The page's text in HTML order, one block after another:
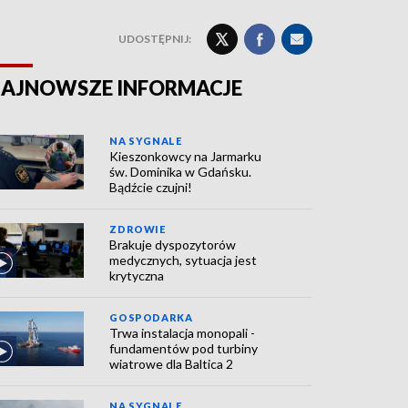
UDOSTĘPNIJ:
INFORMACJE
NA SYGNALE
Kieszonkowcy na Jarmarku
św. Dominika w Gdańsku.
Bądźcie czujni!
ZDROWIE
Brakuje dyspozytorów
medycznych, sytuacja jest
krytyczna
GOSPODARKA
Trwa instalacja monopali -
fundamentów pod turbiny
wiatrowe dla Baltica 2